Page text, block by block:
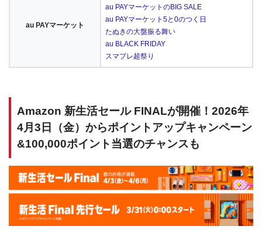
au PAYマーケット
au PAYマーケットのBIG SALE
au PAYマーケット5と0のつく日
たぬきの大盤振る舞い
au BLACK FRIDAY
スマプレ超祭り
Amazon 新生活セール FINALが開催！2026年
4月3日（金）からポイントアップキャンペーン
&100,000ポイント当選のチャンスも